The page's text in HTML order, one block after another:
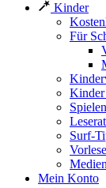
Kinder
Für
Kinder
Surf-
Mein Konto